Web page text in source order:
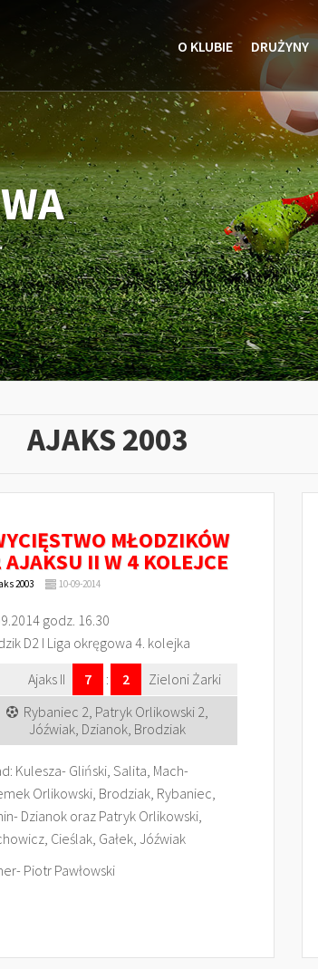
O KLUBIE DRUŻYNY
AJAKS 2003
MŁODZIKÓW
AJAKSU II W 4 KOLEJCE
2003 10-09-2014
godz. 16.30
D2 I Liga okręgowa 4. kolejka
Ajaks II
7 : 2
Zieloni Żarki
Rybaniec 2, Patryk Orlikowski 2,
Jóźwiak, Dzianok, Brodziak
Kulesza- Gliński, Salita, Mach-
Orlikowski, Brodziak, Rybaniec,
Dzianok oraz Patryk Orlikowski,
Cieślak, Gałek, Jóźwiak
Piotr Pawłowski